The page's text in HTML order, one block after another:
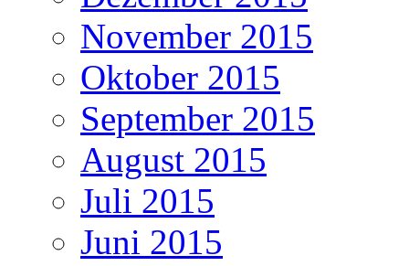
November 2015
Oktober 2015
September 2015
August 2015
Juli 2015
Juni 2015